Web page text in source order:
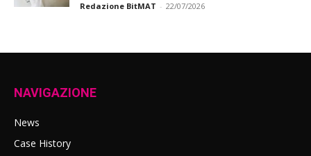
Redazione BitMAT - 22/07/2026
NAVIGAZIONE
News
Case History